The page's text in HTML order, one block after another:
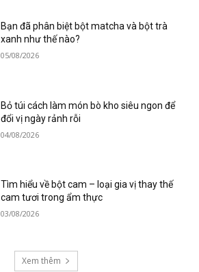
Bạn đã phân biệt bột matcha và bột trà
xanh như thế nào?
05/08/2026
Bỏ túi cách làm món bò kho siêu ngon để
đổi vị ngày rảnh rỗi
04/08/2026
Tìm hiểu về bột cam – loại gia vị thay thế
cam tươi trong ẩm thực
03/08/2026
Xem thêm